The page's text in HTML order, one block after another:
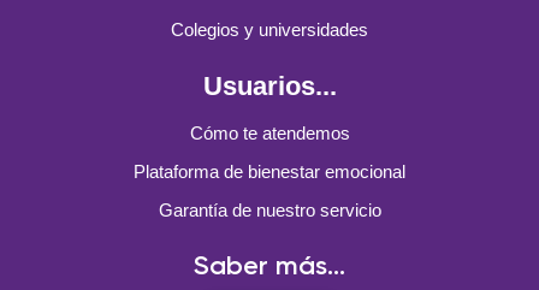
Colegios y universidades
Usuarios...
Cómo te atendemos
Plataforma de bienestar emocional
Garantía de nuestro servicio
Saber más...